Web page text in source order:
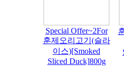
Special Offer~2For
훈제오리고기(슬라
이스)[Smoked
Sliced Duck]800g